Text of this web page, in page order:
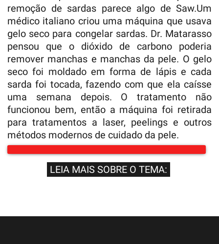
remoção de sardas parece algo de Saw.Um
médico italiano criou uma máquina que usava
gelo seco para congelar sardas. Dr. Matarasso
pensou que o dióxido de carbono poderia
remover manchas e manchas da pele. O gelo
seco foi moldado em forma de lápis e cada
sarda foi tocada, fazendo com que ela caísse
uma semana depois. O tratamento não
funcionou bem, então a máquina foi retirada
para tratamentos a laser, peelings e outros
métodos modernos de cuidado da pele.
LEIA MAIS SOBRE O TEMA: